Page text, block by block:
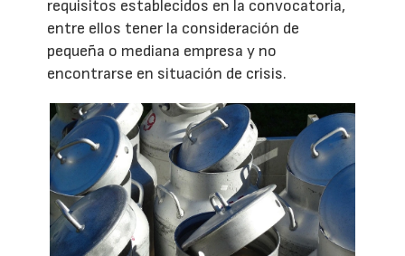
requisitos establecidos en la convocatoria,
entre ellos tener la consideración de
pequeña o mediana empresa y no
encontrarse en situación de crisis.